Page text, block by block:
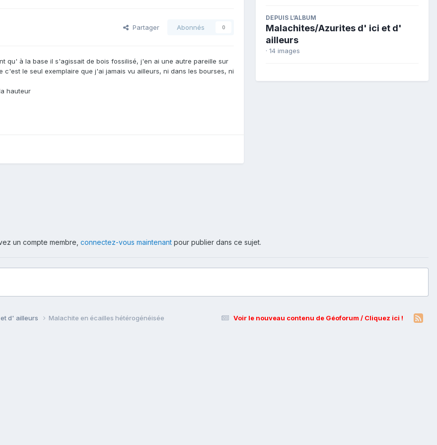
Partager Abonnés 0
qu' à la base il s'agissait de bois fossilisé, j'en ai une autre pareille sur
le seul exemplaire que j'ai jamais vu ailleurs, ni dans les bourses, ni
hauteur
DEPUIS L’ALBUM
Malachites/Azurites d' ici et d'
ailleurs
· 14 images
un compte membre, connectez-vous maintenant pour publier dans ce sujet.
Voir le nouveau contenu de Géoforum / Cliquez ici !
d' ailleurs Malachite en écailles hétérogénéisée